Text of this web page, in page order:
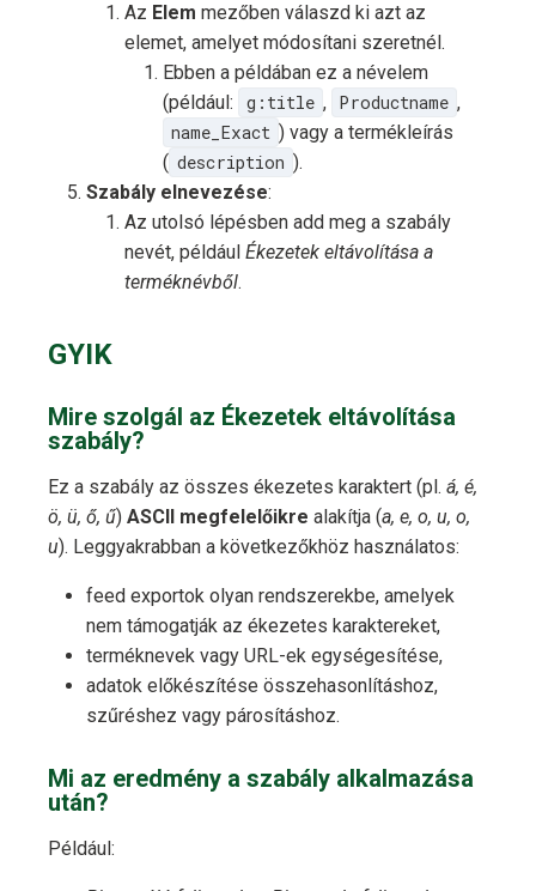
Az Elem mezőben válaszd ki azt az
elemet, amelyet módosítani szeretnél.
Ebben a példában ez a névelem
(például:
g:title , Productname ,
name_Exact ) vagy a termékleírás
( description ).
Szabály elnevezése:
Az utolsó lépésben add meg a szabály
nevét, például Ékezetek eltávolítása a
terméknévből.
GYIK
Mire szolgál az Ékezetek eltávolítása
szabály?
Ez a szabály az összes ékezetes karaktert (pl. á, é,
ö, ü, ő, ű) ASCII megfelelőikre alakítja (a, e, o, u, o,
u). Leggyakrabban a következőkhöz használatos:
feed exportok olyan rendszerekbe, amelyek
nem támogatják az ékezetes karaktereket,
terméknevek vagy URL-ek egységesítése,
adatok előkészítése összehasonlításhoz,
szűréshez vagy párosításhoz.
Mi az eredmény a szabály alkalmazása
után?
Például: